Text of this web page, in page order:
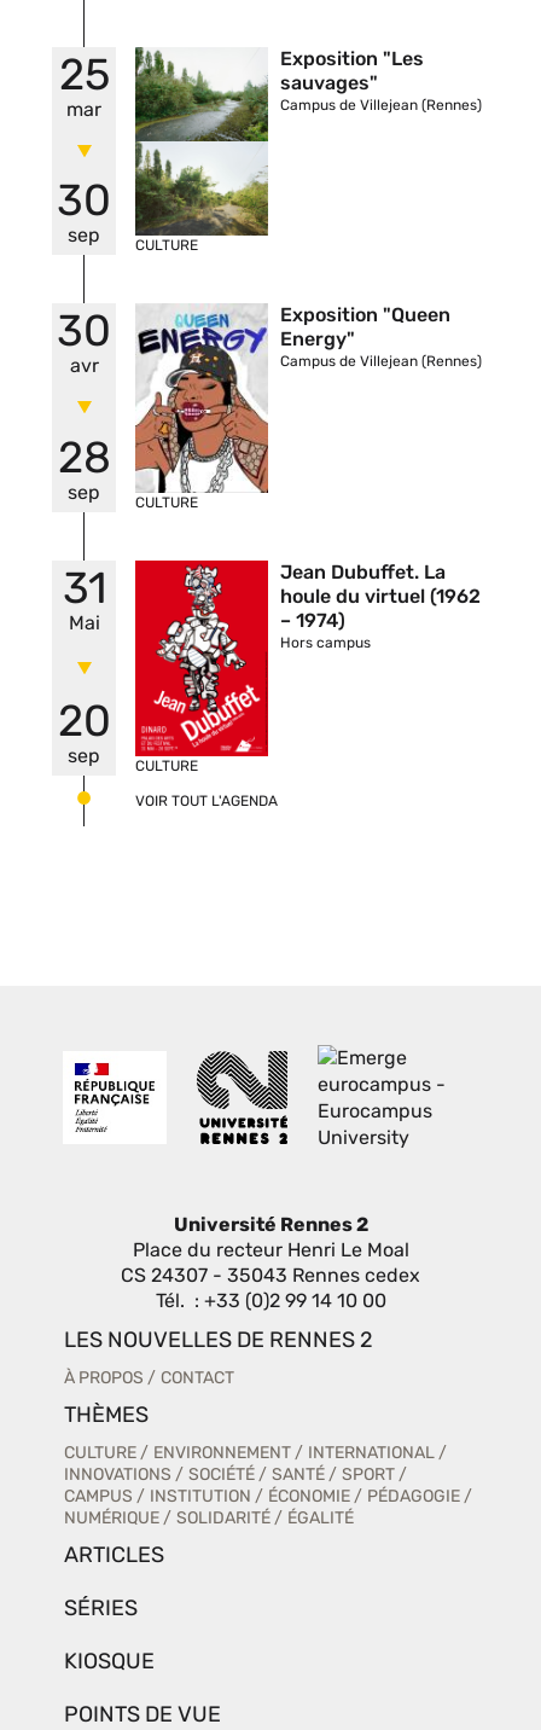
25
mar
30
sep
Vignette
Exposition "Les
sauvages"
Campus de Villejean (Rennes)
CULTURE
30
avr
28
sep
Vignette
Exposition "Queen
Energy"
Campus de Villejean (Rennes)
CULTURE
31
Mai
20
sep
Vignette
Jean Dubuffet. La
houle du virtuel (1962
– 1974)
Hors campus
CULTURE
VOIR TOUT L'AGENDA
Université Rennes 2
Place du recteur Henri Le Moal
CS 24307 - 35043 Rennes cedex
Tél. : +33 (0)2 99 14 10 00
LES NOUVELLES DE RENNES 2
À PROPOS CONTACT
THÈMES
CULTURE ENVIRONNEMENT
INTERNATIONAL
INNOVATIONS
SOCIÉTÉ SANTÉ
SPORT
CAMPUS
INSTITUTION ÉCONOMIE
PÉDAGOGIE
NUMÉRIQUE
SOLIDARITÉ ÉGALITÉ
ARTICLES
SÉRIES
KIOSQUE
POINTS DE VUE